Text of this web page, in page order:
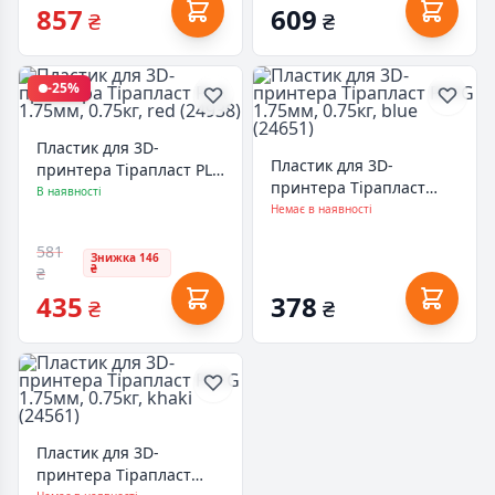
857 ₴ 609 ₴
-25%
Пластик для 3D-
принтера Тірапласт PLA
1.75мм, 0.75кг, red
В наявності
581
₴
Знижка 146
₴
435 ₴
Пластик для 3D-
принтера Тірапласт
PETG 1.75мм, 0.75кг,
Немає в наявності
378 ₴
Пластик для 3D-
принтера Тірапласт